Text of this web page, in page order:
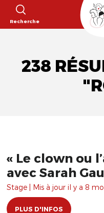
Recherche
238
« Le clown ou
avec Sarah
Stage | Mis à jour il y a 8
PLUS D'INFOS